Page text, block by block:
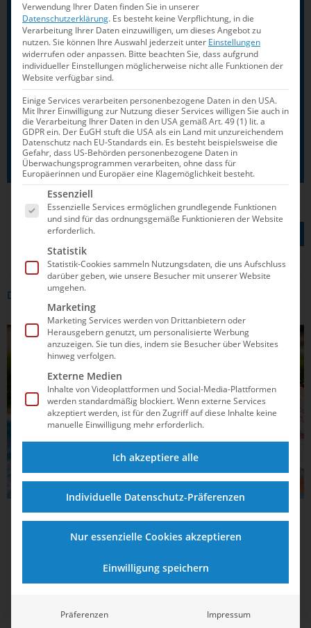
Spandau 04
Samstag, 31. Mai, 17:00 Uhr:
Wasserfreunde Spandau 04 – SV Blau-
Weiß Bochum
Sonntag, 01. Juni, 13:00 Uhr:
Wasserfreunde Spandau 04 – SV Blau-
Weiß Bochum(falls nötig)
TEILEN AUF
DAS KÖNNTE DICH AUCH INTERRESSIEREN
WASSERBALL
Neustadt und Laatzen steigen auf: Das Feld
Gang nach unten antreten. Was die neue Ligenstruktur
Verwendung Ihrer Daten finden Sie in unserer
Datenschutzerklärung. Es besteht keine Verpflichtung, in die
Verarbeitung Ihrer Daten einzuwilligen, um dieses Angebot zu
nutzen.Sie können Ihre Auswahl jederzeit unter Einstellungen
widerrufen oder anpassen. Bitte beachten Sie, dass aufgrund
individueller Einstellungen möglicherweise nicht alle Funktionen der
Website verfügbar sind.
Einige Services verarbeiten personenbezogene Daten in den USA.
Mit Ihrer Einwilligung zur Nutzung dieser Services willigen Sie auch in
die Verarbeitung Ihrer Daten in den USA gemäß Art. 49 (1) lit. a
GDPR ein. Der EuGH stuft die USA als ein Land mit unzureichendem
Datenschutz nach EU-Standards ein. Es besteht beispielsweise die
Gefahr, dass US-Behörden personenbezogene Daten in
Überwachungsprogrammen verarbeiten, ohne dass für
Europäerinnen und Europäer eine Klagemöglichkeit besteht.
Es folgt eine Liste der Service-Gruppen, für die
Essenziell
Essenzielle Services ermöglichen grundlegende Funktionen
und sind für das ordnungsgemäße Funktionieren der Website
erforderlich.
Statistik
Statistik-Cookies sammeln Nutzungsdaten, die uns Aufschluss
darüber geben, wie unsere Besucher mit unserer Website
umgehen.
Marketing
Marketing Services werden von Drittanbietern oder
Herausgebern genutzt, um personalisierte Werbung
anzuzeigen. Sie tun dies, indem sie Besucher über Websites
hinweg verfolgen.
Externe Medien
Inhalte von Videoplattformen und Social-Media-Plattformen
werden standardmäßig blockiert. Wenn externe Services
akzeptiert werden, ist für den Zugriff auf diese Inhalte keine
manuelle Einwilligung mehr erforderlich.
Ich akzeptiere alle
Individuelle Datenschutz-Präferenzen
Nur essenzielle Cookies akzeptieren
Einwilligung speichern
Präferenzen Impressum